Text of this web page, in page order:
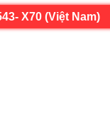
X70 (Việt Nam)